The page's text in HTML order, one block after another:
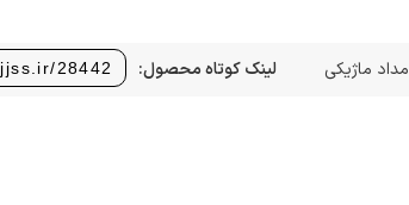
مداد ماژیکی لینک کوتاه محصول: jjss.ir/28442